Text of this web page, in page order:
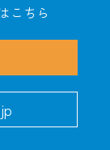
こちら